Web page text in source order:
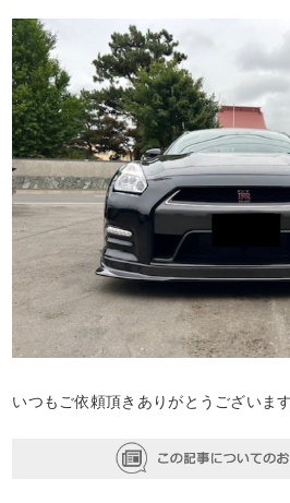
いつもご依頼頂きありがとうございます